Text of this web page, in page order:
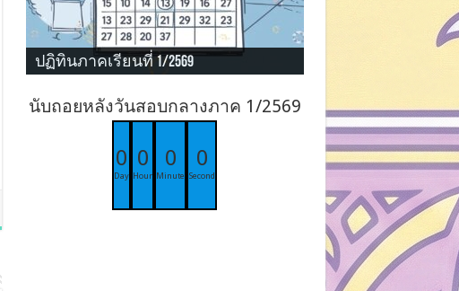
ปฏิทินภาคเรียนที่ 1/2569
นับถอยหลังวันสอบกลางภาค 1/2569
0
Day
0
Hour
0
Minute
0
Second